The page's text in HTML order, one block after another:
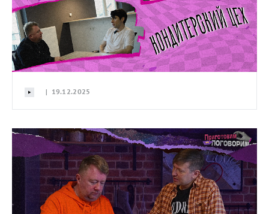
| 19.12.2025